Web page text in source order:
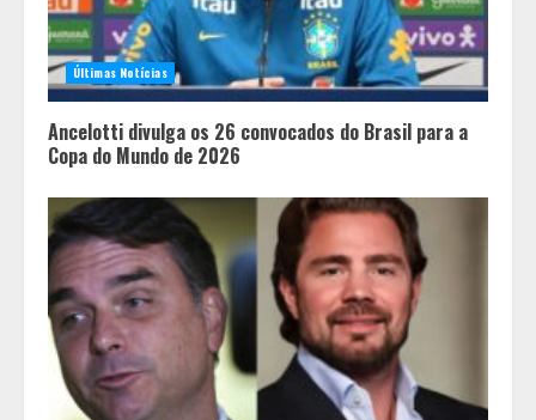
Últimas Notícias
Ancelotti divulga os 26 convocados do Brasil para a
Copa do Mundo de 2026